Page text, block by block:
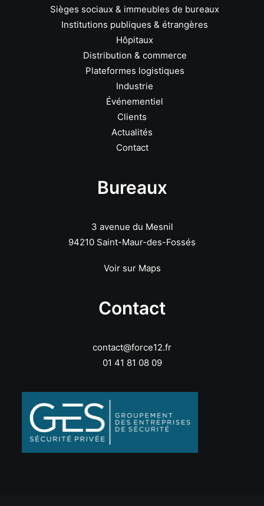
Sièges sociaux & immeubles de bureaux
Institutions publiques & étrangères
Hôpitaux
Distribution & commerce
Plateformes logistiques
Industrie
Événementiel
Clients
Actualités
Contact
Bureaux
3 avenue du Mesnil
94210 Saint-Maur-des-Fossés
Voir sur Maps
Contact
contact@force12.fr
01 41 81 08 09